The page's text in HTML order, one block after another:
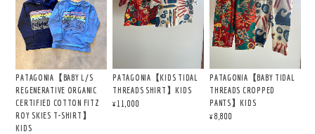
PATAGONIA【BABY L/S
REGENERATIVE ORGANIC
CERTIFIED COTTON FITZ
ROY SKIES T-SHIRT】
KIDS
PATAGONIA【KIDS TIDAL
THREADS SHIRT】KIDS
¥11,000
PATAGONIA【BABY TIDAL
THREADS CROPPED
PANTS】KIDS
¥8,800